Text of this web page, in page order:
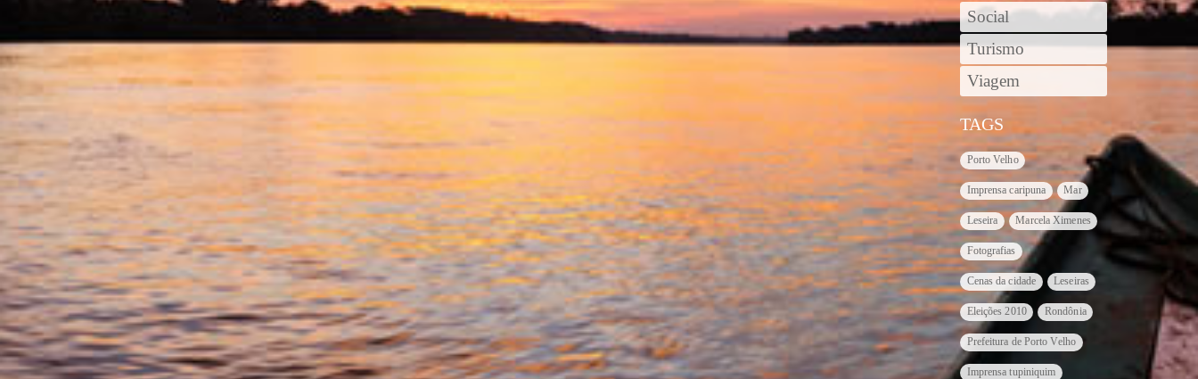
Social
Turismo
Viagem
TAGS
Porto Velho
Imprensa caripuna Mar
Leseira Marcela Ximenes
Fotografias
Cenas da cidade Leseiras
Eleições 2010 Rondônia
Prefeitura de Porto Velho
Imprensa tupiniquim